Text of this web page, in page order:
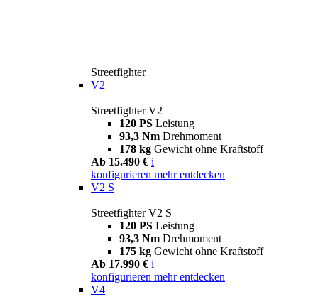
Streetfighter
V2
Streetfighter V2
120 PS Leistung
93,3 Nm Drehmoment
178 kg Gewicht ohne Kraftstoff
Ab 15.490 € i
konfigurieren mehr entdecken
V2 S
Streetfighter V2 S
120 PS Leistung
93,3 Nm Drehmoment
175 kg Gewicht ohne Kraftstoff
Ab 17.990 € i
konfigurieren mehr entdecken
V4